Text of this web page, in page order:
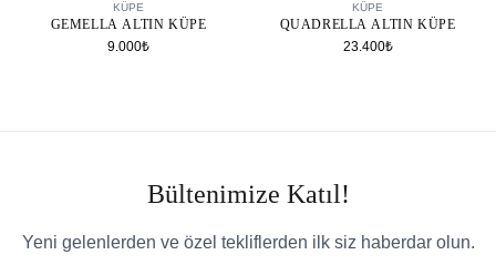
KÜPE
GEMELLA ALTIN KÜPE
9.000₺
KÜPE
QUADRELLA ALTIN KÜPE
23.400₺
Bültenimize Katıl!
Yeni gelenlerden ve özel tekliflerden ilk siz haberdar olun.